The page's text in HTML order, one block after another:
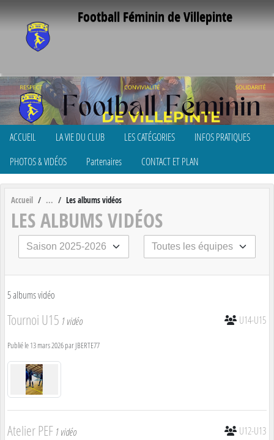
Football Féminin de Villepinte
ACCUEIL LA VIE DU CLUB LES CATÉGORIES
INFOS PRATIQUES
PHOTOS & VIDÉOS
Partenaires CONTACT ET PLAN
Accueil Les albums vidéos
LES ALBUMS VIDÉOS
5 albums vidéo
Tournoi U15 1 vidéo U14-U15
Publié le13 mars 2026parJBERTE77
Atelier PEF 1 vidéo U12-U13